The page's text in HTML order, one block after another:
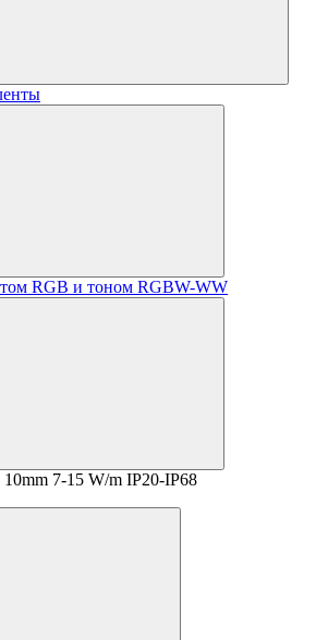
RGB и тоном RGBW-WW
7-15 W/m IP20-IP68